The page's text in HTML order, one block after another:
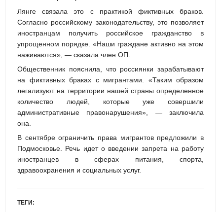
Лянге связала это с практикой фиктивных браков.
Согласно российскому законодательству, это позволяет
иностранцам получить российское гражданство в
упрощенном порядке. «Наши граждане активно на этом
наживаются», — сказала член ОП.
Общественник пояснила, что россиянки зарабатывают
на фиктивных браках с мигрантами. «Таким образом
легализуют на территории нашей страны определенное
количество людей, которые уже совершили
административные правонарушения», — заключила
она.
В сентябре ограничить права мигрантов предложили в
Подмосковье. Речь идет о введении запрета на работу
иностранцев в сферах питания, спорта,
здравоохранения и социальных услуг.
ТЕГИ: